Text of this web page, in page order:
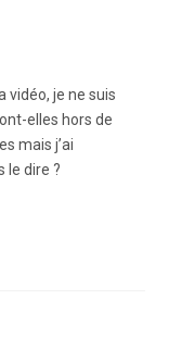
vidéo, je ne suis
elles hors de
mais j’ai
le dire ?